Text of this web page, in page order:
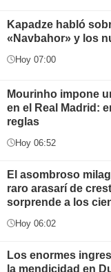
Kapadze habló
«Navbahor» y los
Hoy 07:00
Mourinho impone
en el Real Madrid:
reglas
Hoy 06:52
El asombroso
raro arasarí de
sorprende a los
Hoy 06:02
Los enormes
la mendicidad en